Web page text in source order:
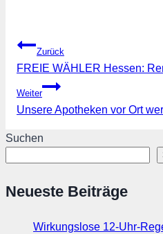
Beitragsnavigation
Zurück
FREIE WÄHLER Hessen:
Weiter
Unsere Apotheken vor Ort
Suchen
Neueste Beiträge
Wirkungslose 12-Uhr-